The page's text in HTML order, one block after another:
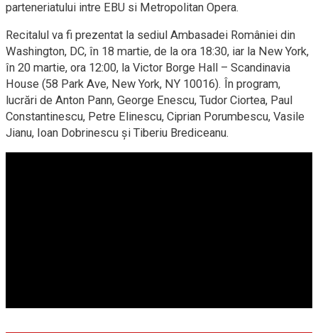
parteneriatului intre EBU si Metropolitan Opera.
Recitalul va fi prezentat la sediul Ambasadei României din
Washington, DC, în 18 martie, de la ora 18:30, iar la New York,
în 20 martie, ora 12:00, la Victor Borge Hall – Scandinavia
House (58 Park Ave, New York, NY 10016). În program,
lucrări de Anton Pann, George Enescu, Tudor Ciortea, Paul
Constantinescu, Petre Elinescu, Ciprian Porumbescu, Vasile
Jianu, Ioan Dobrinescu și Tiberiu Brediceanu.